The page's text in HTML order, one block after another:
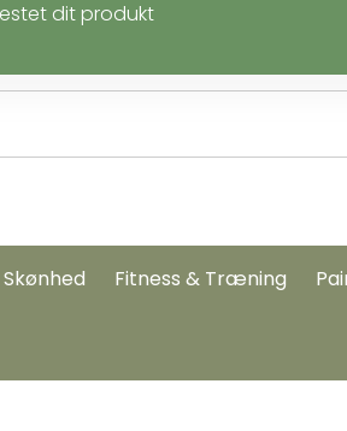
dit produkt
Fitness & Træning